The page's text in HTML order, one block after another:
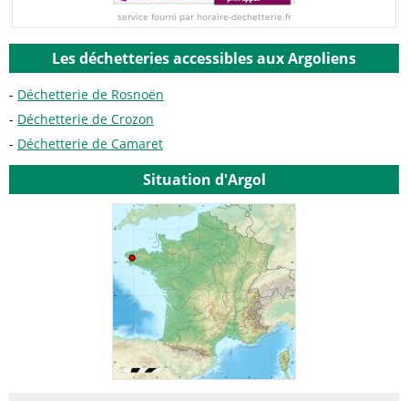
service fourni par horaire-dechetterie.fr
Les déchetteries accessibles aux Argoliens
Déchetterie de Rosnoën
Déchetterie de Crozon
Déchetterie de Camaret
Situation d'Argol